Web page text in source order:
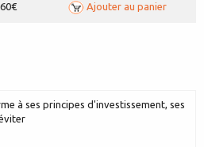
60€ Ajouter au panier
à ses principes d'investissement, ses